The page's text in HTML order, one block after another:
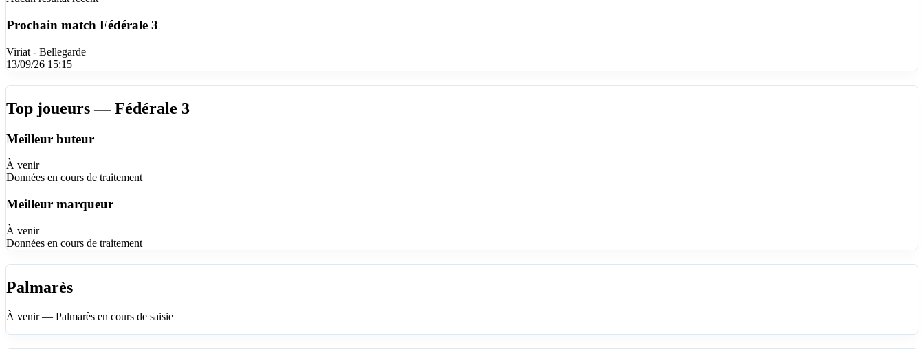
Prochain match Fédérale 3
Viriat - Bellegarde
13/09/26 15:15
Top joueurs — Fédérale 3
Meilleur buteur
À venir
Données en cours de traitement
Meilleur marqueur
À venir
Données en cours de traitement
Palmarès
À venir — Palmarès en cours de saisie